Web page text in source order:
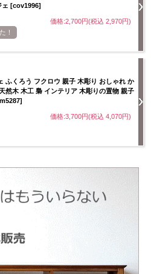
ェ [cov1996]
価格:2,700円(税込 2,970円)
！
ふくろう フクロウ 親子 木彫り おしゃれ か
然木 木工 梟 インテリア 木彫りの置物 親子
価格:3,700円(税込 4,070円)